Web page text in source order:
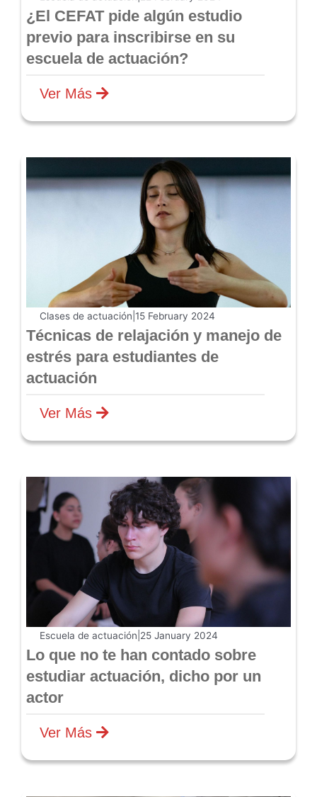
¿El CEFAT pide algún estudio
previo para inscribirse en su
escuela de actuación?
Ver Más
Clases de actuación 15 February 2024
​​Técnicas de relajación y manejo de
estrés para estudiantes de
actuación
Ver Más
Escuela de actuación 25 January 2024
Lo que no te han contado sobre
estudiar actuación, dicho por un
actor
Ver Más